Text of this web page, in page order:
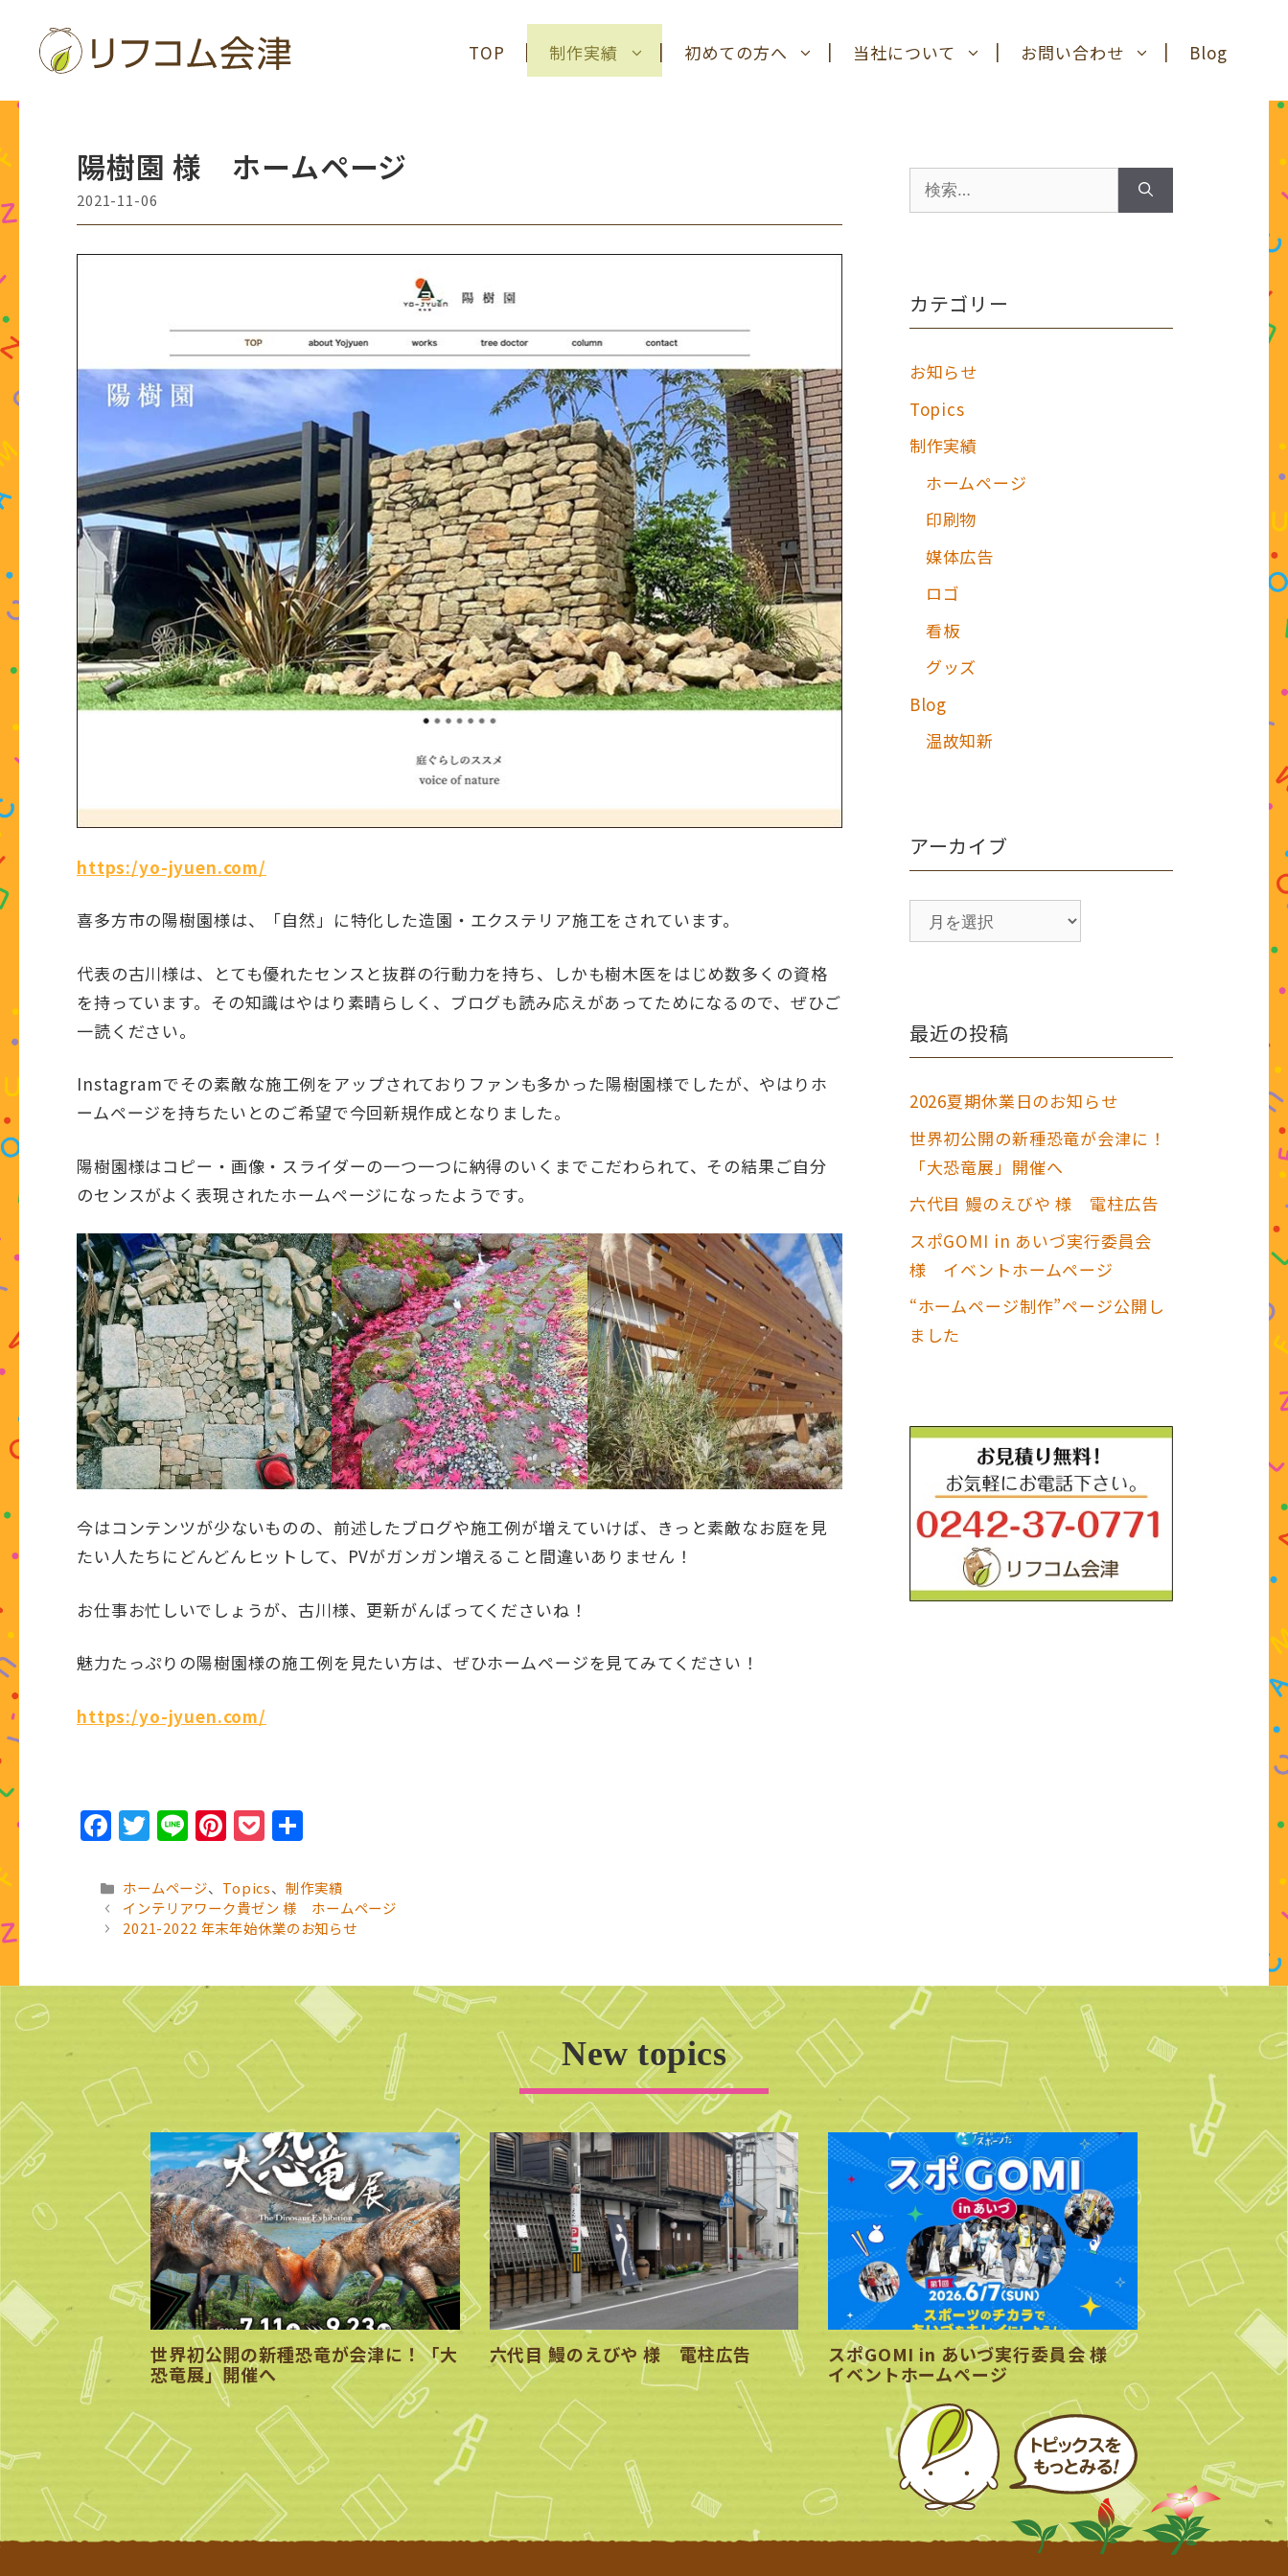
ン
へ
キ
プ
TOP 制作実績 初めての方へ 当社について お問い合わせ Blog
陽樹園 様 ホームページ
2021-11-06
https:/yo-jyuen.com/
喜多方市の陽樹園様は、「自然」に特化した造園・エクステリア施工をされています。
代表の古川様は、とても優れたセンスと抜群の行動力を持ち、しかも樹木医をはじめ数多くの資格
を持っています。その知識はやはり素晴らしく、ブログも読み応えがあってためになるので、ぜひご
一読ください。
Instagramでその素敵な施工例をアップされておりファンも多かった陽樹園様でしたが、やはりホ
ームページを持ちたいとのご希望で今回新規作成となりました。
陽樹園様はコピー・画像・スライダーの一つ一つに納得のいくまでこだわられて、その結果ご自分
のセンスがよく表現されたホームページになったようです。
今はコンテンツが少ないものの、前述したブログや施工例が増えていけば、きっと素敵なお庭を見
たい人たちにどんどんヒットして、PVがガンガン増えること間違いありません！
お仕事お忙しいでしょうが、古川様、更新がんばってくださいね！
魅力たっぷりの陽樹園様の施工例を見たい方は、ぜひホームページを見てみてください！
https:/yo-jyuen.com/
F
a
c
e
b
o
o
T
w
it
te
r
Li
n
e
Pi
n
te
r
e
st
P
o
c
k
et
カ
テ
ゴ
ホームページ、 Topics、制作実績
インテリアワーク貴ゼン 様 ホームページ
2021-2022 年末年始休業のお知らせ
検
索:
カテゴリー
お知らせ
Topics
制作実績
ホームページ
印刷物
媒体広告
ロゴ
看板
グッズ
Blog
温故知新
アーカイブ
ー
ブ
最近の投稿
2026夏期休業日のお知らせ
世界初公開の新種恐竜が会津に！
「大恐竜展」開催へ
六代目 鰻のえびや 様 電柱広告
スポGOMI in あいづ実行委員会
様 イベントホームページ
“ホームページ制作”ページ公開し
ました
New topics
世界初公開の新種恐竜が会津に！「大
恐竜展」開催へ
六代目 鰻のえびや 様 電柱広告
スポGOMI in あいづ実行委員会 様
イベントホームページ